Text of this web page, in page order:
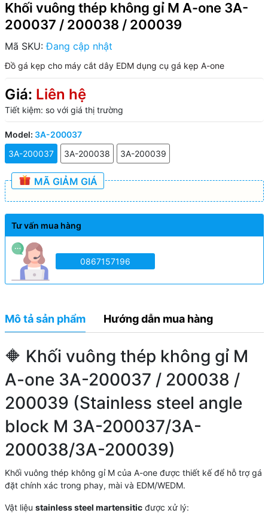
Khối vuông thép không gỉ M A-one 3A-
200037 / 200038 / 200039
Mã SKU: Đang cập nhật
Đồ gá kẹp cho máy cắt dây EDM dụng cụ gá kẹp A-one
Giá: Liên hệ
Tiết kiệm: so với giá thị trường
Model: 3A-200037
3A-200037
3A-200038 3A-200039
MÃ GIẢM GIÁ
Tư vấn mua hàng
0867157196
Mô tả sản phẩm Hướng dẫn mua hàng
🔶 Khối vuông thép không gỉ M
A-one 3A-200037 / 200038 /
200039 (Stainless steel angle
block M 3A-200037/3A-
200038/3A-200039)
Khối vuông thép không gỉ M của A-one được thiết kế để hỗ trợ gá
đặt chính xác trong phay, mài và EDM/WEDM.
Vật liệu stainless steel martensiticđược xử lý: